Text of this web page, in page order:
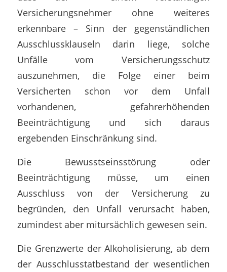
Versicherungsnehmer ohne weiteres
erkennbare – Sinn der gegenständlichen
Ausschlussklauseln darin liege, solche
Unfälle vom Versicherungsschutz
auszunehmen, die Folge einer beim
Versicherten schon vor dem Unfall
vorhandenen, gefahrerhöhenden
Beeinträchtigung und sich daraus
ergebenden Einschränkung sind.
Die Bewusstseinsstörung oder
Beeinträchtigung müsse, um einen
Ausschluss von der Versicherung zu
begründen, den Unfall verursacht haben,
zumindest aber mitursächlich gewesen sein.
Die Grenzwerte der Alkoholisierung, ab dem
der Ausschlusstatbestand der wesentlichen